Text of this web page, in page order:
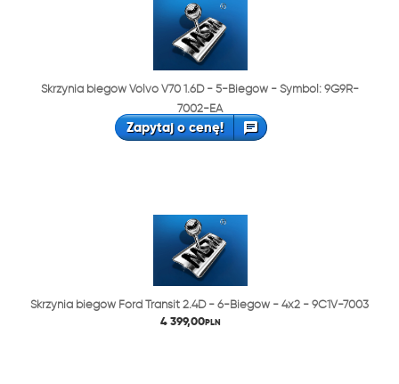
Skrzynia biegów Volvo V70 1.6D - 5-Biegów - Symbol: 9G9R-
7002-EA
Zapytaj o cenę!
Skrzynia biegów Ford Transit 2.4D - 6-Biegów - 4x2 - 9C1V-7003
4 399,00PLN